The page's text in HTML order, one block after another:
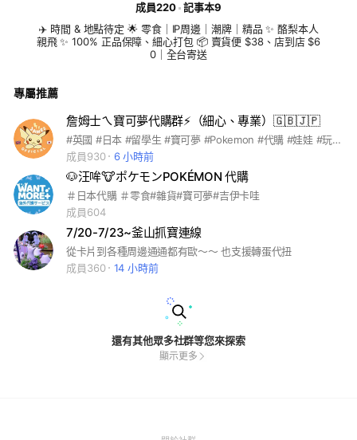
成員220
記事本9
✈️ 時間 & 地點待定 🌟 零食｜IP周邊｜潮牌｜精品 ✨ 酪梨本人
親飛 ✨ 100% 正品保障、細心打包 📦 賣貨便 $38、店到店 $6
0｜全台寄送
專屬推薦
詹姆士ㄟ寶可夢代購群⚡️（細心、專業）🇬🇧🇯🇵
#英國 #日本 #留學生 #寶可夢 #Pokemon #代購 #娃娃 #玩偶 #公仔 #玩具 #皮卡丘 #伊布 #toy
成員930
6 小時前
🐶汪哞🐮ポケモンPOKÉMON 代購
＃日本代購 ＃零食#雜貨#寶可夢#吉伊卡哇
成員604
7/20-7/23~釜山抓寶連線
從卡片到各種周邊通通都有歐～～ 也支援轉蛋代扭
成員360
14 小時前
還有其他眾多社群等您來探索
顯示更多